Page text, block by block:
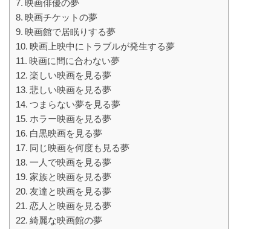
映画俳優の夢
映画チケットの夢
映画館で居眠りする夢
映画上映中にトラブルが発生する夢
映画に間に合わない夢
楽しい映画を見る夢
悲しい映画を見る夢
つまらない夢を見る夢
ホラー映画を見る夢
白黒映画を見る夢
同じ映画を何度も見る夢
一人で映画を見る夢
家族と映画を見る夢
友達と映画を見る夢
恋人と映画を見る夢
綺麗な映画館の夢